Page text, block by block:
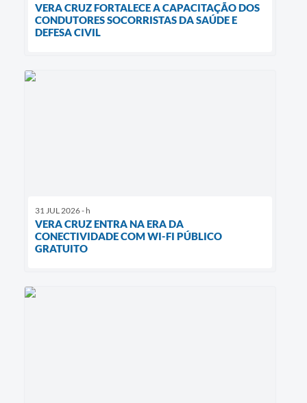
VERA CRUZ FORTALECE A CAPACITAÇÃO DOS
CONDUTORES SOCORRISTAS DA SAÚDE E
DEFESA CIVIL
31 JUL 2026 - h
VERA CRUZ ENTRA NA ERA DA
CONECTIVIDADE COM WI-FI PÚBLICO
GRATUITO